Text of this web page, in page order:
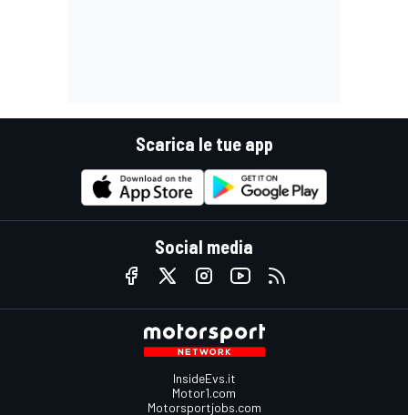
Scarica le tue app
Social media
InsideEvs.it
Motor1.com
Motorsportjobs.com